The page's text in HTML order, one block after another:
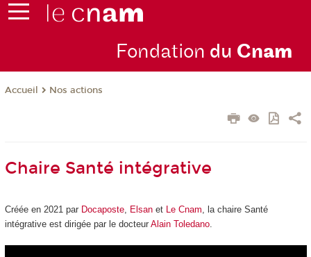
Fondation du Cnam
Accueil Nos actions
Chaire Santé intégrative
Créée en 2021 par Docaposte, Elsan et Le Cnam, la chaire Santé
intégrative est dirigée par le docteur Alain Toledano.